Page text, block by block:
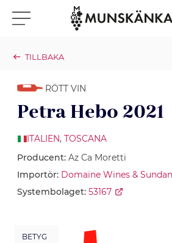
Klicka för meny
TILLBAKA
RÖTT VIN
Petra Hebo 2021
ITALIEN, TOSCANA
Producent: Az Ca Moretti
Importör: Domaine Wines &
Systembolaget: 53167
BETYG